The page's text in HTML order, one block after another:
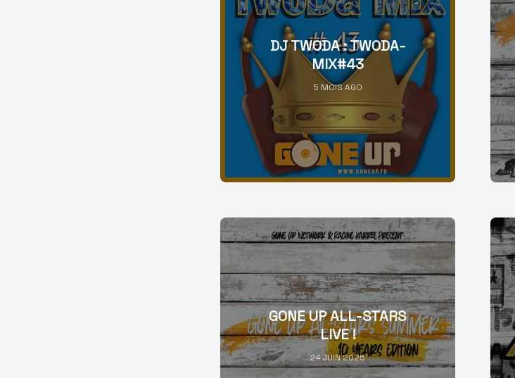
DJ TWODA : TWODA-
MIX#43
5 MOIS AGO
GONE UP ALL-STARS
LIVE !
24 JUIN 2025